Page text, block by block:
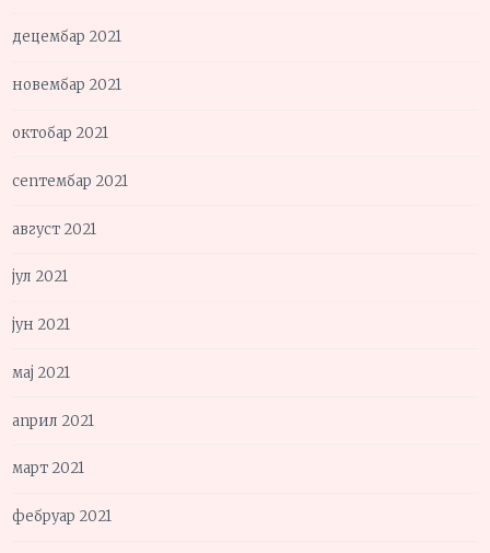
децембар 2021
новембар 2021
октобар 2021
септембар 2021
август 2021
јул 2021
јун 2021
мај 2021
април 2021
март 2021
фебруар 2021